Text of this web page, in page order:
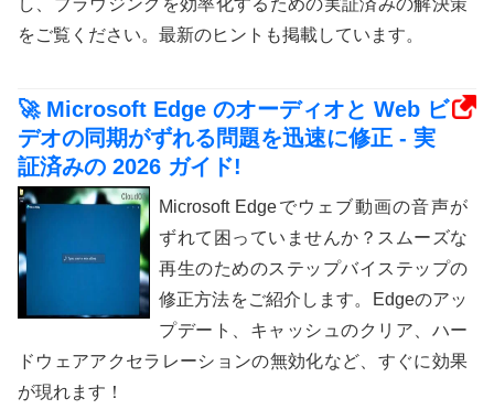
をご覧ください。最新のヒントも掲載しています。
🚀 Microsoft Edge のオーディオと Web ビ
デオの同期がずれる問題を迅速に修正 - 実
証済みの 2026 ガイド!
Microsoft Edgeでウェブ動画の音声が
ずれて困っていませんか？スムーズな
再生のためのステップバイステップの
修正方法をご紹介します。Edgeのアッ
プデート、キャッシュのクリア、ハー
ドウェアアクセラレーションの無効化など、すぐに効果
が現れます！